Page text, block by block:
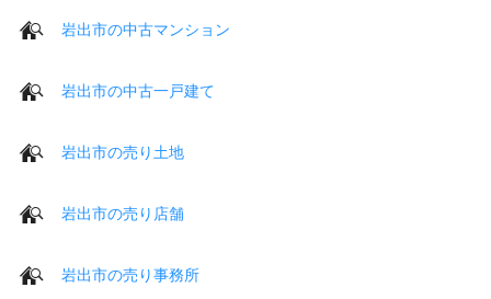
岩出市の中古マンション
岩出市の中古一戸建て
岩出市の売り土地
岩出市の売り店舗
岩出市の売り事務所